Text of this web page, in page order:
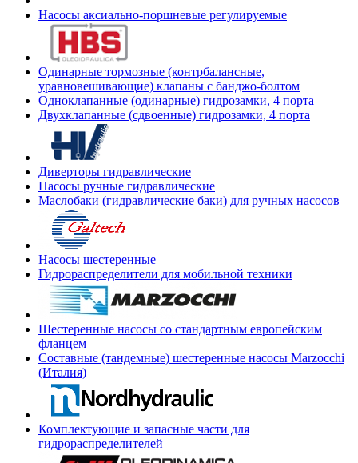
Насосы аксиально-поршневые регулируемые
Одинарные тормозные (контрбалансные,
уравновешивающие) клапаны с банджо-болтом
Одноклапанные (одинарные) гидрозамки, 4 порта
Двухклапанные (сдвоенные) гидрозамки, 4 порта
Диверторы гидравлические
Насосы ручные гидравлические
Маслобаки (гидравлические баки) для ручных насосов
Насосы шестеренные
Гидрораспределители для мобильной техники
Шестеренные насосы со стандартным европейским
фланцем
Составные (тандемные) шестеренные насосы Marzocchi
(Италия)
Комплектующие и запасные части для
гидрораспределителей